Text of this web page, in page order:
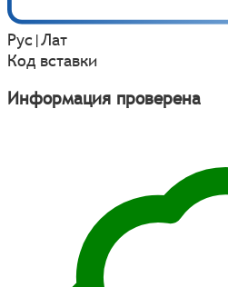
Рус|Лат
Код вставки
Информация проверена